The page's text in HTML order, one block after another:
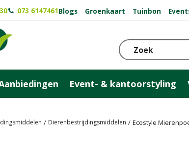
Dierenbestrijdingsmiddelen Ecostyle
073 6147461Blogs Groenkaart Tuinbon
Event- & kantoorstyling